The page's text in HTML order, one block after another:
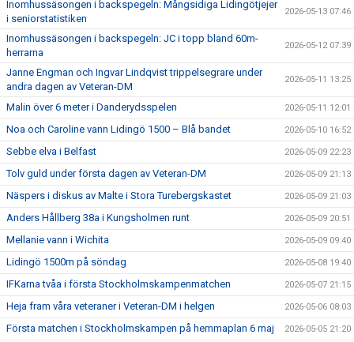
Inomhussäsongen i backspegeln: Mångsidiga Lidingötjejer
i seniorstatistiken
2026-05-13 07:46
Inomhussäsongen i backspegeln: JC i topp bland 60m-
herrarna
2026-05-12 07:39
Janne Engman och Ingvar Lindqvist trippelsegrare under
andra dagen av Veteran-DM
2026-05-11 13:25
Malin över 6 meter i Danderydsspelen 2026-05-11 12:01
Noa och Caroline vann Lidingö 1500 – Blå bandet 2026-05-10 16:52
Sebbe elva i Belfast 2026-05-09 22:23
Tolv guld under första dagen av Veteran-DM 2026-05-09 21:13
Näspers i diskus av Malte i Stora Turebergskastet 2026-05-09 21:03
Anders Hållberg 38a i Kungsholmen runt 2026-05-09 20:51
Mellanie vann i Wichita 2026-05-09 09:40
Lidingö 1500m på söndag 2026-05-08 19:40
IFKarna tvåa i första Stockholmskampenmatchen 2026-05-07 21:15
Heja fram våra veteraner i Veteran-DM i helgen 2026-05-06 08:03
Första matchen i Stockholmskampen på hemmaplan 6 maj 2026-05-05 21:20